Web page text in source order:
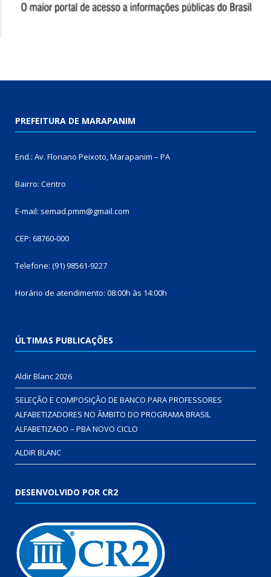
PREFEITURA DE MARAPANIM
End.: Av. Floriano Peixoto, Marapanim – PA
Bairro: Centro
E-mail: semad.pmm@gmail.com
CEP: 68760-000
Telefone: (91) 98561-9227
Horário de atendimento: 08:00h às 14:00h
ÚLTIMAS PUBLICAÇÕES
Aldir Blanc 2026
SELEÇÃO E COMPOSIÇÃO DE BANCO PARA PROFESSORES
ALFABETIZADORES NO ÂMBITO DO PROGRAMA BRASIL
ALFABETIZADO – PBA NOVO CICLO
ALDIR BLANC
DESENVOLVIDO POR CR2